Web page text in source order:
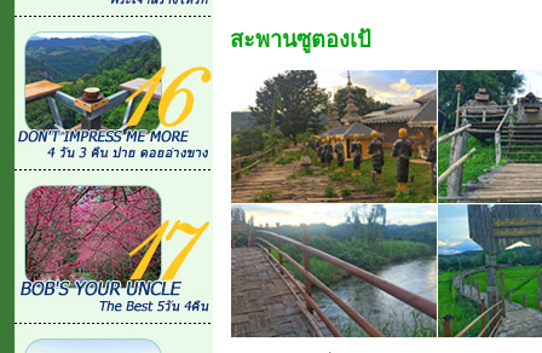
สะพานซูตองเป้